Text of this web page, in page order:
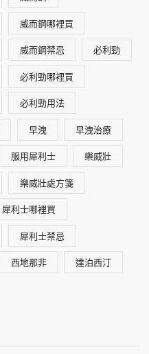
威而鋼哪裡買
威而鋼禁忌 必利勁
必利勁哪裡買
必利勁用法
早洩 早洩治療
服用犀利士 樂威壯
樂威壯處方箋
犀利士哪裡買
犀利士禁忌
西地那非 達泊西汀